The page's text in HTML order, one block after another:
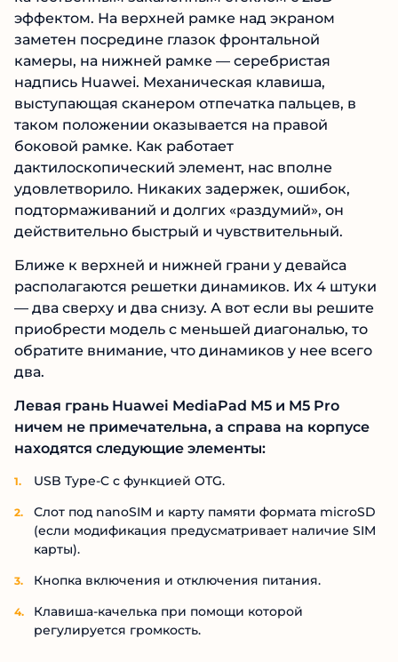
эффектом. На верхней рамке над экраном
заметен посредине глазок фронтальной
камеры, на нижней рамке — серебристая
надпись Huawei. Механическая клавиша,
выступающая сканером отпечатка пальцев, в
таком положении оказывается на правой
боковой рамке. Как работает
дактилоскопический элемент, нас вполне
удовлетворило. Никаких задержек, ошибок,
подтормаживаний и долгих «раздумий», он
действительно быстрый и чувствительный.
Ближе к верхней и нижней грани у девайса
располагаются решетки динамиков. Их 4 штуки
— два сверху и два снизу. А вот если вы решите
приобрести модель с меньшей диагональю, то
обратите внимание, что динамиков у нее всего
два.
Левая грань Huawei MediaPad M5 и M5 Pro
ничем не примечательна, а справа на корпусе
находятся следующие элементы:
USB Type-C с функцией OTG.
Слот под nanoSIM и карту памяти формата microSD
(если модификация предусматривает наличие SIM
карты).
Кнопка включения и отключения питания.
Клавиша-качелька при помощи которой
регулируется громкость.